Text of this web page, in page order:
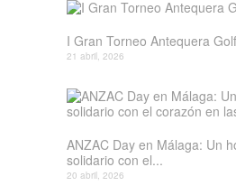
I Gran Torneo Antequera Golf
21 abril, 2026
ANZAC Day en Málaga: Un
solidario con el...
20 abril, 2026